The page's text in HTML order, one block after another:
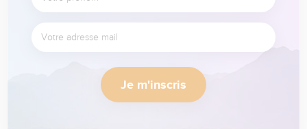
Je m'inscris